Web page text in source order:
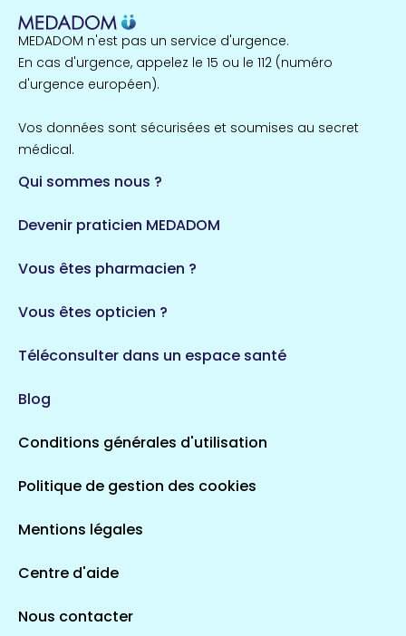
Île-de-France
857 espaces de santé
124 espaces de santé
Auvergne-Rhône-Alpes
720 espaces de santé
693 espaces de santé
324 espaces de santé
Côtes-d'Armor
Maine-et-Loire
Loiret
Loir-et-Cher
1 espaces de santé
1 espaces de santé
MEDADOM n'est pas un service d'urgence.
En cas d'urgence, appelez le 15 ou le 112 (numéro
d'urgence européen).
Vos données sont sécurisées et soumises au secret
médical.
Qui sommes nous ?
Devenir praticien MEDADOM
Vous êtes pharmacien ?
Vous êtes opticien ?
Téléconsulter dans un espace santé
Blog
Conditions générales d'utilisation
Politique de gestion des cookies
Mentions légales
Centre d'aide
Nous contacter